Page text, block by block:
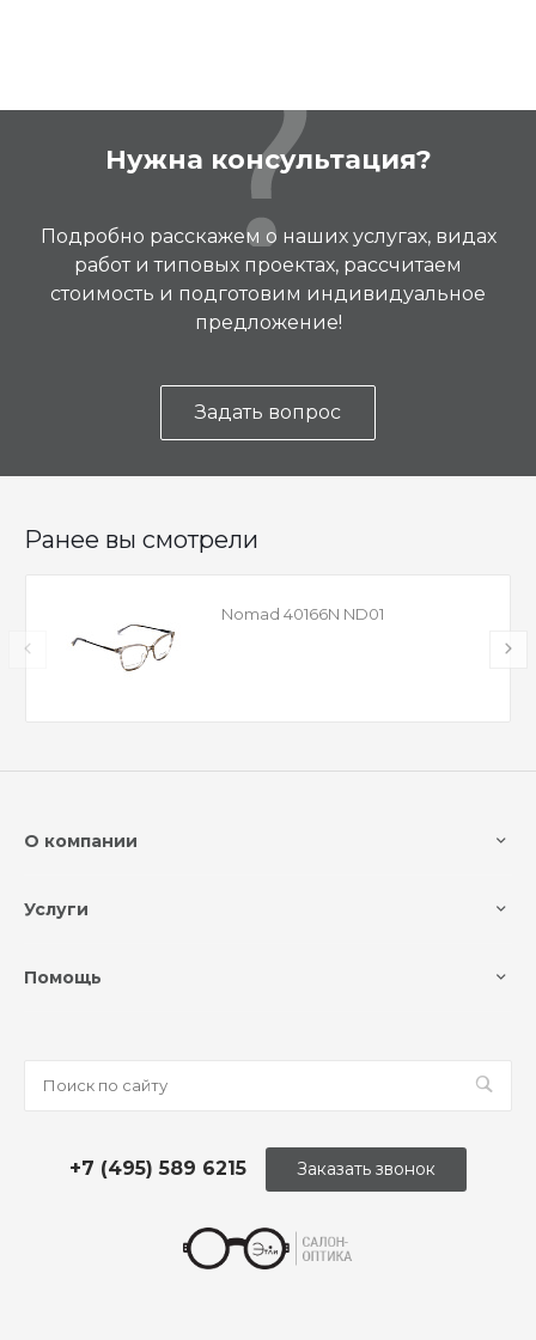
Нужна консультация?
Подробно расскажем о наших услугах, видах
работ и типовых проектах, рассчитаем
стоимость и подготовим индивидуальное
предложение!
Задать вопрос
Ранее вы смотрели
Nomad 40166N ND01
О компании
Услуги
Помощь
+7 (495) 589 6215 Заказать звонок